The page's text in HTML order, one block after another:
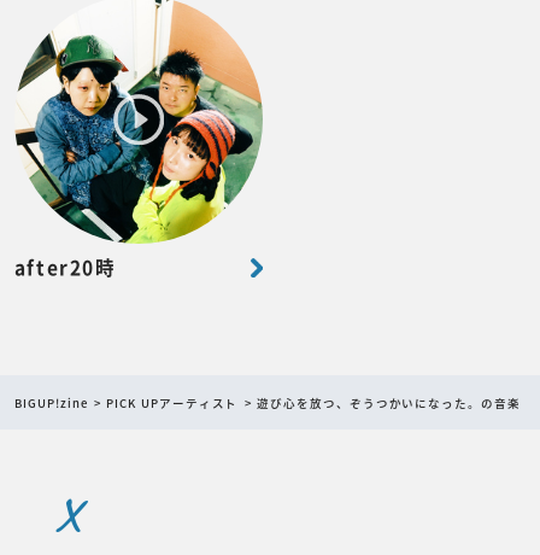
after20時
BIGUP!zine PICK UPアーティスト 遊び心を放つ、ぞうつかいになった。の音楽
X